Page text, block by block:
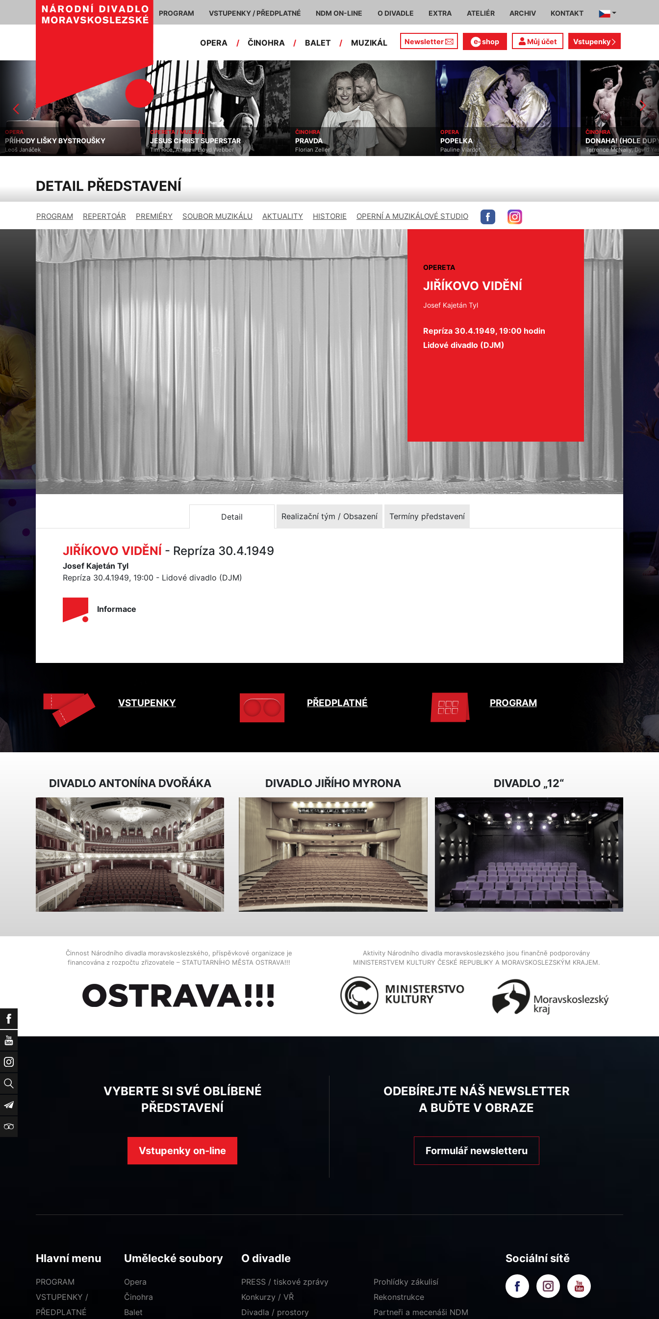
Facebook
YouTube
Instagram
Vyhledat
Newsletter
TripAdvisor
PROGRAM VSTUPENKY / PŘEDPLATNÉ NDM ON-LINE O DIVADLE EXTRA ATELIÉR ARCHIV KONTAKT
OPERA / ČINOHRA / BALET / MUZIKÁL Newsletter shop Můj účet Vstupenky
OPERA
PŘÍHODY LIŠKY BYSTROUŠKY
Leoš Janáček
OPERETA / MUZIKÁL
JESUS CHRIST SUPERSTAR
Tim Rice, Andrew Lloyd Webber
ČINOHRA
PRAVDA
Florian Zeller
OPERA
POPELKA
Pauline Viardot
ČINOHRA
DONAHA! (HOLE
Terrence McNally, David
DETAIL PŘEDSTAVENÍ
PROGRAM REPERTOÁR PREMIÉRY SOUBOR MUZIKÁLU AKTUALITY HISTORIE OPERNÍ A MUZIKÁLOVÉ STUDIO
OPERETA
JIŘÍKOVO VIDĚNÍ
Josef Kajetán Tyl
Repríza 30.4.1949, 19:00 hodin
Lidové divadlo (DJM)
Detail Realizační tým / Obsazení Termíny představení
JIŘÍKOVO VIDĚNÍ - Repríza 30.4.1949
Josef Kajetán Tyl
Repríza 30.4.1949, 19:00 - Lidové divadlo (DJM)
Informace
VSTUPENKY PŘEDPLATNÉ PROGRAM
DIVADLO ANTONÍNA DVOŘÁKA DIVADLO JIŘÍHO MYRONA DIVADLO „12“
Činnost Národního divadla moravskoslezského, příspěvkové organizace je
financována z rozpočtu zřizovatele – STATUTARNÍHO MĚSTA OSTRAVA!!!
Aktivity Národního divadla moravskoslezského jsou finančně podporovány
MINISTERSTVEM KULTURY ČESKÉ REPUBLIKY A MORAVSKOSLEZSKÝM KRAJEM.
VYBERTE SI SVÉ OBLÍBENÉ
PŘEDSTAVENÍ
Vstupenky on-line
ODEBÍREJTE NÁŠ NEWSLETTER
A BUĎTE V OBRAZE
Formulář newsletteru
Hlavní menu
PROGRAM
VSTUPENKY /
PŘEDPLATNÉ
Umělecké soubory
Opera
Činohra
Balet
O divadle
PRESS / tiskové zprávy
Konkurzy / VŘ
Divadla / prostory
Prohlídky zákulisí
Rekonstrukce
Partneři a mecenáši NDM
Sociální sítě